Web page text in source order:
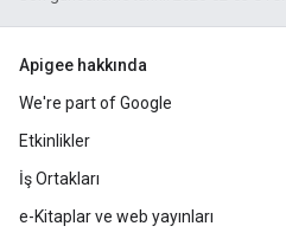
Apigee hakkında
We're part of Google
Etkinlikler
İş Ortakları
e-Kitaplar ve web yayınları